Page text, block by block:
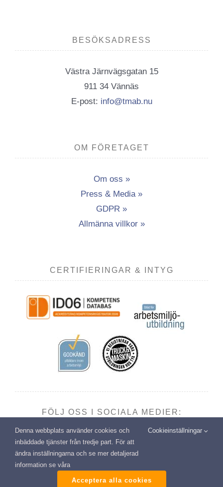
BESÖKSADRESS
Västra Järnvägsgatan 15
911 34 Vännäs
E-post: info@tmab.nu
OM FÖRETAGET
Om oss »
Press & Media »
GDPR »
Allmänna villkor »
CERTIFIERINGAR & INTYG
FÖLJ OSS I SOCIALA MEDIER:
Copyright: Transport- & Miljöutbildning i Vännäsby AB | All
rights reserved
Denna webbplats använder cookies och
inbäddade tjänster från tredje part. För att
ändra inställningarna och se mer detaljerad
information se våra
Cookieinställningar
Acceptera alla cookies